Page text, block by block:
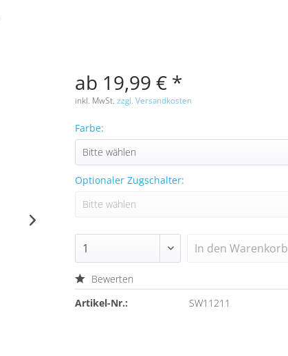
ab 19,99 € *
inkl. MwSt.zzgl. Versandkosten
Farbe:
Optionaler Zugschalter:
In den Warenkorb
Bewerten
Artikel-Nr.:
SW11211